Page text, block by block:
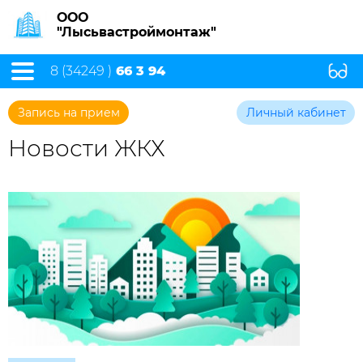
ООО
"Лысьвастроймонтаж"
8 (34249 ) 66 3 94
Запись на прием Личный кабинет
Новости ЖКХ